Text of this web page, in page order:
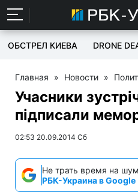
ОБСТРЕЛ КИЕВА DRONE
Главная » Новости »
Учасники
підписали
02:53 20.09.2014 Сб
Не трать время на
РБК-Украина в Google